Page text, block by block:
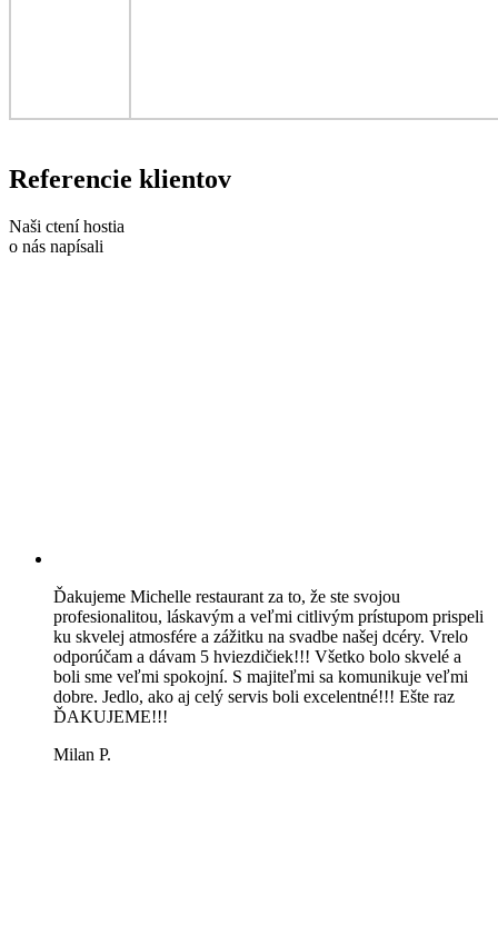
Referencie klientov
Naši ctení hostia
o nás napísali
Ďakujeme Michelle restaurant za to, že ste svojou
profesionalitou, láskavým a veľmi citlivým prístupom prispeli
ku skvelej atmosfére a zážitku na svadbe našej dcéry. Vrelo
odporúčam a dávam 5 hviezdičiek!!! Všetko bolo skvelé a
boli sme veľmi spokojní. S majiteľmi sa komunikuje veľmi
dobre. Jedlo, ako aj celý servis boli excelentné!!! Ešte raz
ĎAKUJEME!!!
Milan P.